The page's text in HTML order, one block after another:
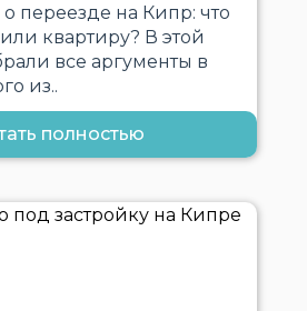
переезде на Кипр: что
квартиру? В этой
все аргументы в
из..
полностью